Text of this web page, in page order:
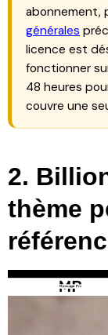
abonnement,
générales
licence est
fonctionner
48 heures
couvre une
2.
thème